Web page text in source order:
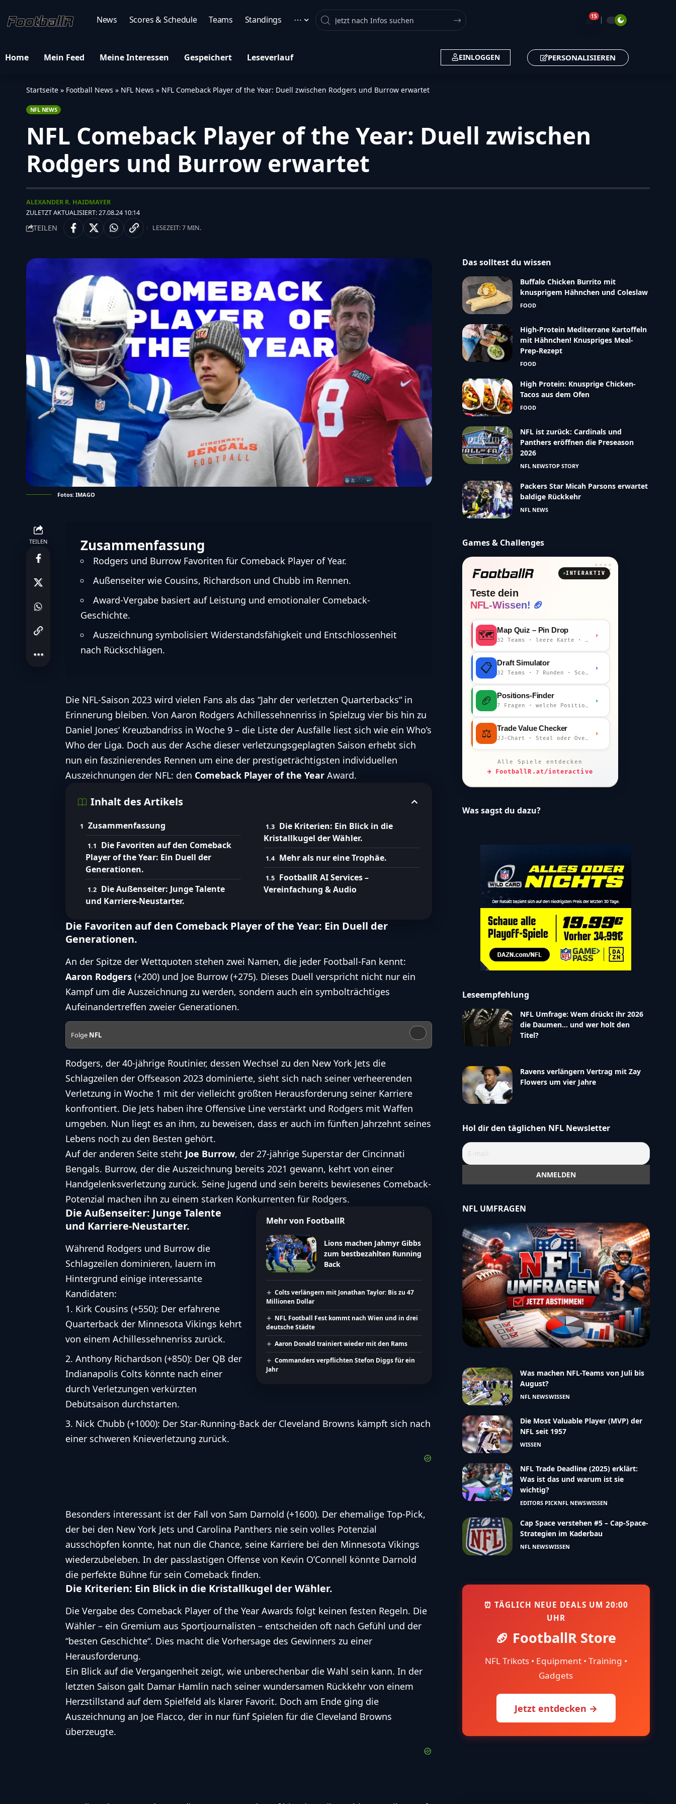
News Scores & Schedule Teams Standings ⋯ Search 🔔15
Home Mein Feed Meine Interessen Gespeichert Leseverlauf EINLOGGEN PERSONALISIEREN
Startseite » Football News » NFL News » NFL Comeback Player of the Year: Duell zwischen Rodgers und Burrow erwartet
NFL NEWS
NFL Comeback Player of the Year: Duell zwischen
Rodgers und Burrow erwartet
ZULETZT AKTUALISIERT: 27.08.24 10:14
ALEXANDER R. HAIDMAYER
TEILEN LESEZEIT: 7 MIN.
Fotos: IMAGO
TEILEN Zusammenfassung
Rodgers und Burrow Favoriten für Comeback Player of Year.
Außenseiter wie Cousins, Richardson und Chubb im Rennen.
Award-Vergabe basiert auf Leistung und emotionaler Comeback-
Geschichte.
Auszeichnung symbolisiert Widerstandsfähigkeit und Entschlossenheit
nach Rückschlägen.
Die NFL-Saison 2023 wird vielen Fans als das “Jahr der verletzten Quarterbacks“ in
Erinnerung bleiben. Von Aaron Rodgers Achillessehnenriss in Spielzug vier bis hin zu
Daniel Jones‘ Kreuzbandriss in Woche 9 – die Liste der Ausfälle liest sich wie ein Who’s
Who der Liga. Doch aus der Asche dieser verletzungsgeplagten Saison erhebt sich
nun ein faszinierendes Rennen um eine der prestigeträchtigsten individuellen
Auszeichnungen der NFL: den Comeback Player of the Year Award.
Inhalt des Artikels
Zusammenfassung
Die Favoriten auf den Comeback
Player of the Year: Ein Duell der
Generationen.
Die Außenseiter: Junge Talente
und Karriere-Neustarter.
Die Kriterien: Ein Blick in die
Kristallkugel der Wähler.
Mehr als nur eine Trophäe.
FootballR AI Services –
Vereinfachung & Audio
Die Favoriten auf den Comeback Player of the Year: Ein Duell der
Generationen.
An der Spitze der Wettquoten stehen zwei Namen, die jeder Football-Fan kennt:
Aaron Rodgers (+200) und Joe Burrow (+275). Dieses Duell verspricht nicht nur ein
Kampf um die Auszeichnung zu werden, sondern auch ein symbolträchtiges
Aufeinandertreffen zweier Generationen.
Folge NFL
Rodgers, der 40-jährige Routinier, dessen Wechsel zu den New York Jets die
Schlagzeilen der Offseason 2023 dominierte, sieht sich nach seiner verheerenden
Verletzung in Woche 1 mit der vielleicht größten Herausforderung seiner Karriere
konfrontiert. Die Jets haben ihre Offensive Line verstärkt und Rodgers mit Waffen
umgeben. Nun liegt es an ihm, zu beweisen, dass er auch im fünften Jahrzehnt seines
Lebens noch zu den Besten gehört.
Auf der anderen Seite steht Joe Burrow, der 27-jährige Superstar der Cincinnati
Bengals. Burrow, der die Auszeichnung bereits 2021 gewann, kehrt von einer
Handgelenksverletzung zurück. Seine Jugend und sein bereits bewiesenes Comeback-
Potenzial machen ihn zu einem starken Konkurrenten für Rodgers.
Mehr von FootballR
Lions machen Jahmyr Gibbs
zum bestbezahlten Running
Back
Colts verlängern mit Jonathan Taylor: Bis zu 47
Millionen Dollar
NFL Football Fest kommt nach Wien und in drei
deutsche Städte
Aaron Donald trainiert wieder mit den Rams
Commanders verpflichten Stefon Diggs für ein
Jahr
Die Außenseiter: Junge Talente
und Karriere-Neustarter.
Während Rodgers und Burrow die
Schlagzeilen dominieren, lauern im
Hintergrund einige interessante
Kandidaten:
Kirk Cousins (+550): Der erfahrene
Quarterback der Minnesota Vikings kehrt
von einem Achillessehnenriss zurück.
Anthony Richardson (+850): Der QB der
Indianapolis Colts könnte nach einer
durch Verletzungen verkürzten
Debütsaison durchstarten.
Nick Chubb (+1000): Der Star-Running-Back der Cleveland Browns kämpft sich nach
einer schweren Knieverletzung zurück.
Besonders interessant ist der Fall von Sam Darnold (+1600). Der ehemalige Top-Pick,
der bei den New York Jets und Carolina Panthers nie sein volles Potenzial
ausschöpfen konnte, hat nun die Chance, seine Karriere bei den Minnesota Vikings
wiederzubeleben. In der passlastigen Offense von Kevin O’Connell könnte Darnold
die perfekte Bühne für sein Comeback finden.
Die Kriterien: Ein Blick in die Kristallkugel der Wähler.
Die Vergabe des Comeback Player of the Year Awards folgt keinen festen Regeln. Die
Wähler – ein Gremium aus Sportjournalisten – entscheiden oft nach Gefühl und der
“besten Geschichte“. Dies macht die Vorhersage des Gewinners zu einer
Herausforderung.
Ein Blick auf die Vergangenheit zeigt, wie unberechenbar die Wahl sein kann. In der
letzten Saison galt Damar Hamlin nach seiner wundersamen Rückkehr von einem
Herzstillstand auf dem Spielfeld als klarer Favorit. Doch am Ende ging die
Auszeichnung an Joe Flacco, der in nur fünf Spielen für die Cleveland Browns
überzeugte.
Das solltest du wissen
Buffalo Chicken Burrito mit
knusprigem Hähnchen und Coleslaw
FOOD
High-Protein Mediterrane Kartoffeln
mit Hähnchen! Knuspriges Meal-
Prep-Rezept
FOOD
High Protein: Knusprige Chicken-
Tacos aus dem Ofen
FOOD
NFL ist zurück: Cardinals und
Panthers eröffnen die Preseason
2026
NFL NEWSTOP STORY
Packers Star Micah Parsons erwartet
baldige Rückkehr
NFL NEWS
Games & Challenges
INTERAKTIV
Teste dein
NFL-Wissen! 🏈
🗺️ Map Quiz – Pin Drop
32 Teams · leere Karte · km-Wertung
›
📋 Draft Simulator
32 Teams · 7 Runden · Scout-Kommentar
›
🏈 Positions-Finder
7 Fragen · welche Position bist du?
›
⚖️ Trade Value Checker
JJ-Chart · Steal oder Overpay?
›
Alle Spiele entdecken
→ FootballR.at/interactive
Was sagst du dazu?
Leseempfehlung
NFL Umfrage: Wem drückt ihr 2026
die Daumen… und wer holt den
Titel?
Ravens verlängern Vertrag mit Zay
Flowers um vier Jahre
Hol dir den täglichen NFL Newsletter
NFL UMFRAGEN
Was machen NFL-Teams von Juli bis
August?
NFL NEWSWISSEN
Die Most Valuable Player (MVP) der
NFL seit 1957
WISSEN
NFL Trade Deadline (2025) erklärt:
Was ist das und warum ist sie
wichtig?
EDITORS PICKNFL NEWSWISSEN
Cap Space verstehen #5 – Cap-Space-
Strategien im Kaderbau
NFL NEWSWISSEN
⏰ TÄGLICH NEUE DEALS UM 20:00
UHR
🏈 FootballR Store
NFL Trikots • Equipment • Training •
Gadgets
Jetzt entdecken →